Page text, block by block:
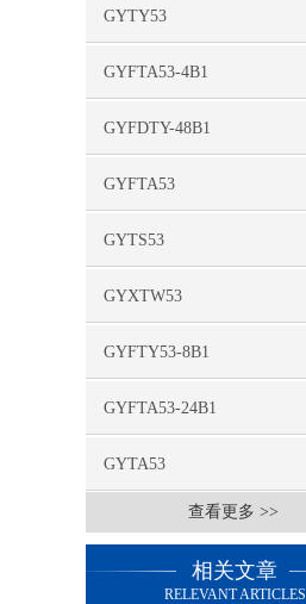
GYTY53
GYFTA53-4B1
GYFDTY-48B1
GYFTA53
GYTS53
GYXTW53
GYFTY53-8B1
GYFTA53-24B1
GYTA53
查看更多 >>
相关文章
RELEVANT ARTICLES